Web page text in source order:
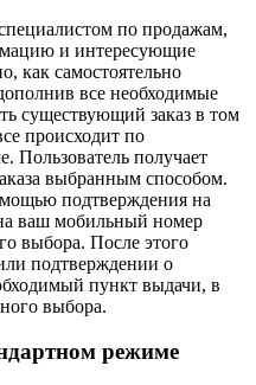
по продажам,
и интересующие
как самостоятельно
все необходимые
существующий заказ в том
происходит по
Пользователь получает
выбранным способом.
подтверждения на
ваш мобильный номер
выбора. После этого
подтверждении о
пункт выдачи, в
выбора.
режиме